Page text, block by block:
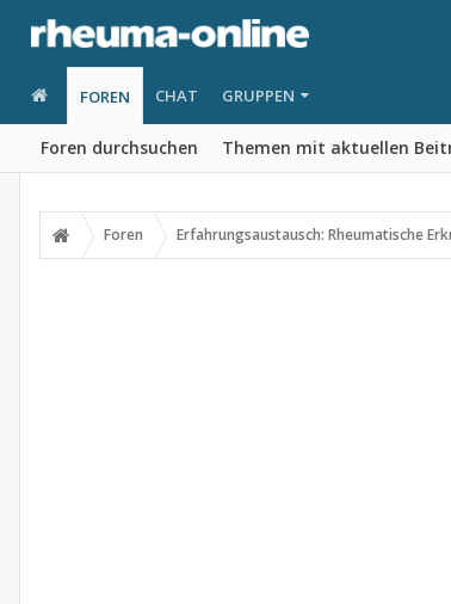
FOREN
Foren durchsuchen Themen mit aktuellen
CHAT GRUPPEN
Foren Erfahrungsaustausch: Rheumatische